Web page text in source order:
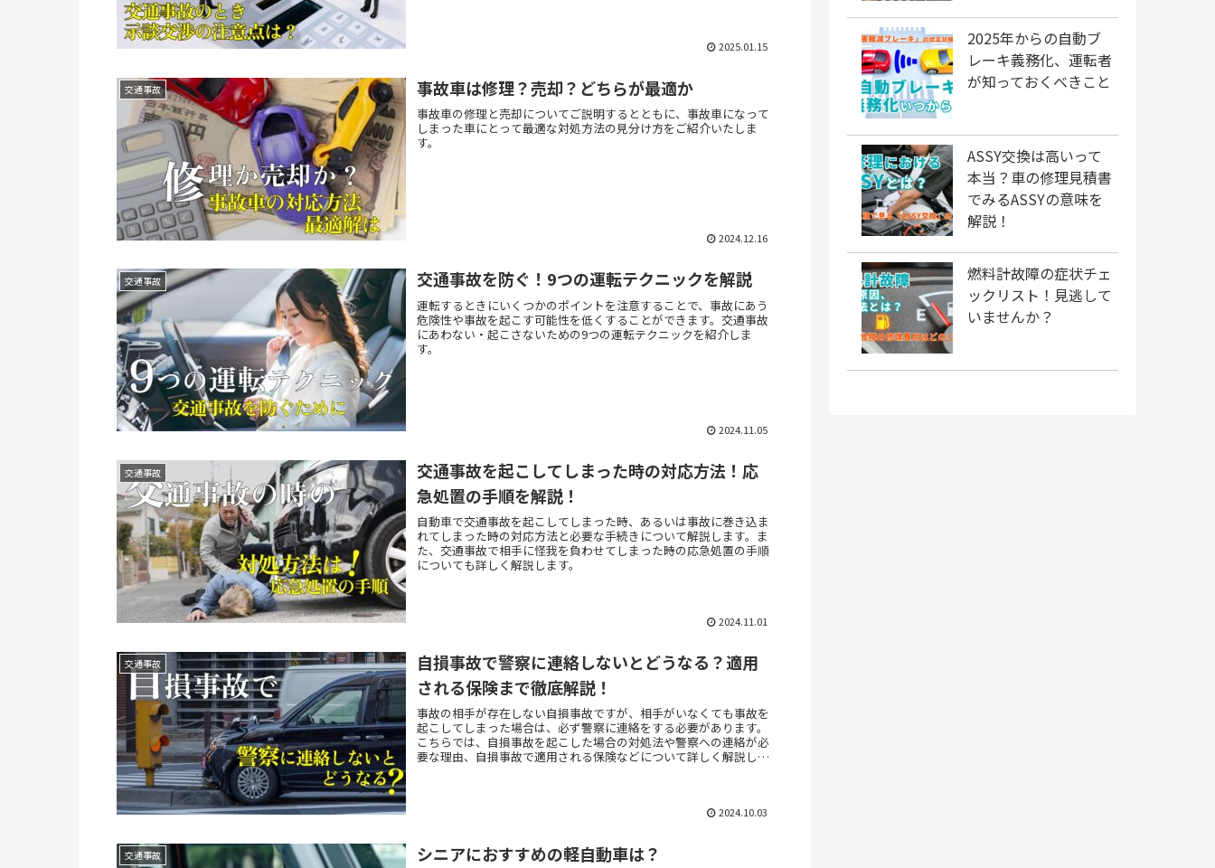
2025.01.15
交通事故 事故車は修理？売却？どちらが最適か
事故車の修理と売却についてご説明するとともに、事故車になって
しまった車にとって最適な対処方法の見分け方をご紹介いたしま
す。
2024.12.16
交通事故 交通事故を防ぐ！9つの運転テクニックを解説
運転するときにいくつかのポイントを注意することで、事故にあう
危険性や事故を起こす可能性を低くすることができます。交通事故
にあわない・起こさないための9つの運転テクニックを紹介しま
す。
2024.11.05
交通事故
交通事故を起こしてしまった時の対応方法！応
急処置の手順を解説！
自動車で交通事故を起こしてしまった時、あるいは事故に巻き込ま
れてしまった時の対応方法と必要な手続きについて解説します。ま
た、交通事故で相手に怪我を負わせてしまった時の応急処置の手順
についても詳しく解説します。
2024.11.01
交通事故
自損事故で警察に連絡しないとどうなる？適用
される保険まで徹底解説！
事故の相手が存在しない自損事故ですが、相手がいなくても事故を
起こしてしまった場合は、必ず警察に連絡をする必要があります。
こちらでは、自損事故を起こした場合の対処法や警察への連絡が必
要な理由、自損事故で適用される保険などについて詳しく解説して
2024.10.03
交通事故 シニアにおすすめの軽自動車は？
2025年からの自動ブ
レーキ義務化、運転者
が知っておくべきこと
ASSY交換は高いって
本当？車の修理見積書
でみるASSYの意味を
解説！
燃料計故障の症状チェ
ックリスト！見逃して
いませんか？